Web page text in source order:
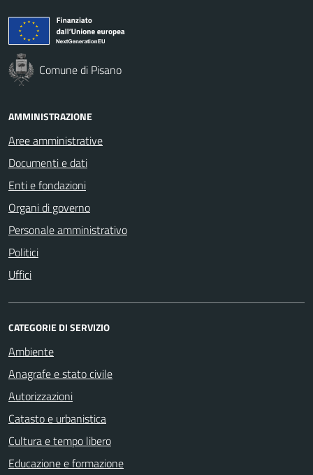
Comune di Pisano
AMMINISTRAZIONE
Aree amministrative
Documenti e dati
Enti e fondazioni
Organi di governo
Personale amministrativo
Politici
Uffici
CATEGORIE DI SERVIZIO
Ambiente
Anagrafe e stato civile
Autorizzazioni
Catasto e urbanistica
Cultura e tempo libero
Educazione e formazione